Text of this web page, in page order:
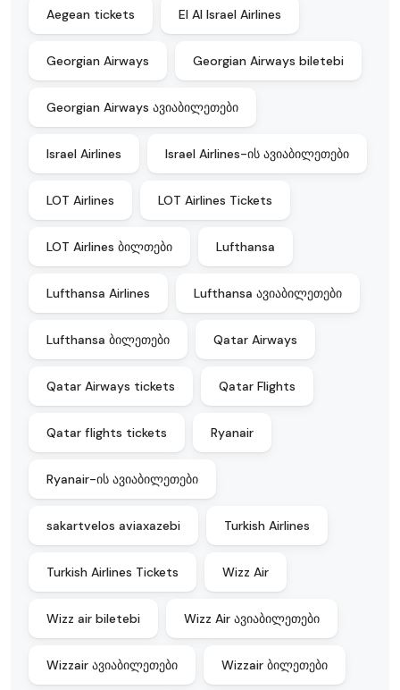
Aegean tickets EI Al Israel Airlines
Georgian Airways Georgian Airways biletebi
Georgian Airways ავიაბილეთები
Israel Airlines Israel Airlines-ის ავიაბილეთები
LOT Airlines LOT Airlines Tickets
LOT Airlines ბილთები Lufthansa
Lufthansa Airlines Lufthansa ავიაბილეთები
Lufthansa ბილეთები Qatar Airways
Qatar Airways tickets Qatar Flights
Qatar flights tickets Ryanair
Ryanair-ის ავიაბილეთები
sakartvelos aviaxazebi Turkish Airlines
Turkish Airlines Tickets Wizz Air
Wizz air biletebi Wizz Air ავიაბილეთები
Wizzair ავიაბილეთები Wizzair ბილეთები